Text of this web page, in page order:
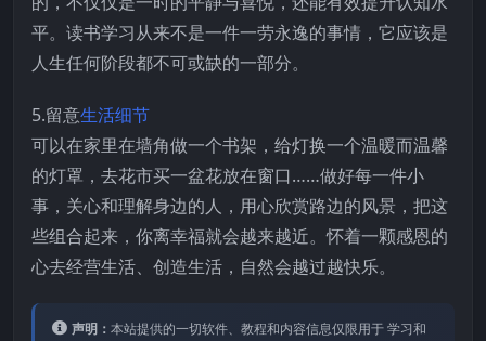
平。读书学习从来不是一件一劳永逸的事情，它应该是
人生任何阶段都不可或缺的一部分。
5.留意生活细节
可以在家里在墙角做一个书架，给灯换一个温暖而温馨
的灯罩，去花市买一盆花放在窗口……做好每一件小
事，关心和理解身边的人，用心欣赏路边的风景，把这
些组合起来，你离幸福就会越来越近。怀着一颗感恩的
心去经营生活、创造生活，自然会越过越快乐。
声明： 本站提供的⼀切软件、教程和内容信息仅限⽤于 学习和